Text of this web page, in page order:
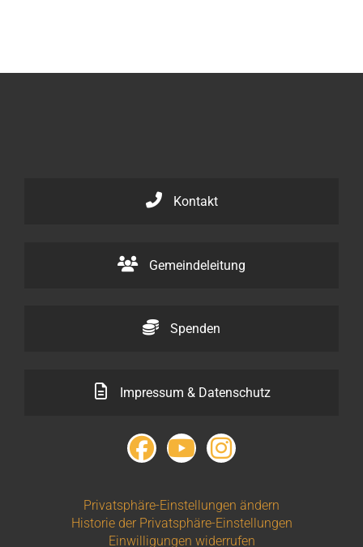
Kontakt
Gemeindeleitung
Spenden
Impressum & Datenschutz
Privatsphäre-Einstellungen ändern
Historie der Privatsphäre-Einstellungen
Einwilligungen widerrufen